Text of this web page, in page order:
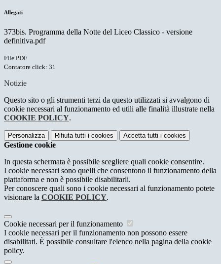
Allegati
373bis. Programma della Notte del Liceo Classico - versione
definitiva.pdf
File PDF
Contatore click: 31
Notizie
Questo sito o gli strumenti terzi da questo utilizzati si avvalgono di
cookie necessari al funzionamento ed utili alle finalità illustrate nella
COOKIE POLICY.
Personalizza Rifiuta tutti i cookies Accetta tutti i cookies
Gestione cookie
In questa schermata è possibile scegliere quali cookie consentire.
I cookie necessari sono quelli che consentono il funzionamento della
piattaforma e non è possibile disabilitarli.
Per conoscere quali sono i cookie necessari al funzionamento potete
visionare la COOKIE POLICY.
Cookie necessari per il funzionamento
I cookie necessari per il funzionamento non possono essere
disabilitati. È possibile consultare l'elenco nella pagina della cookie
policy.